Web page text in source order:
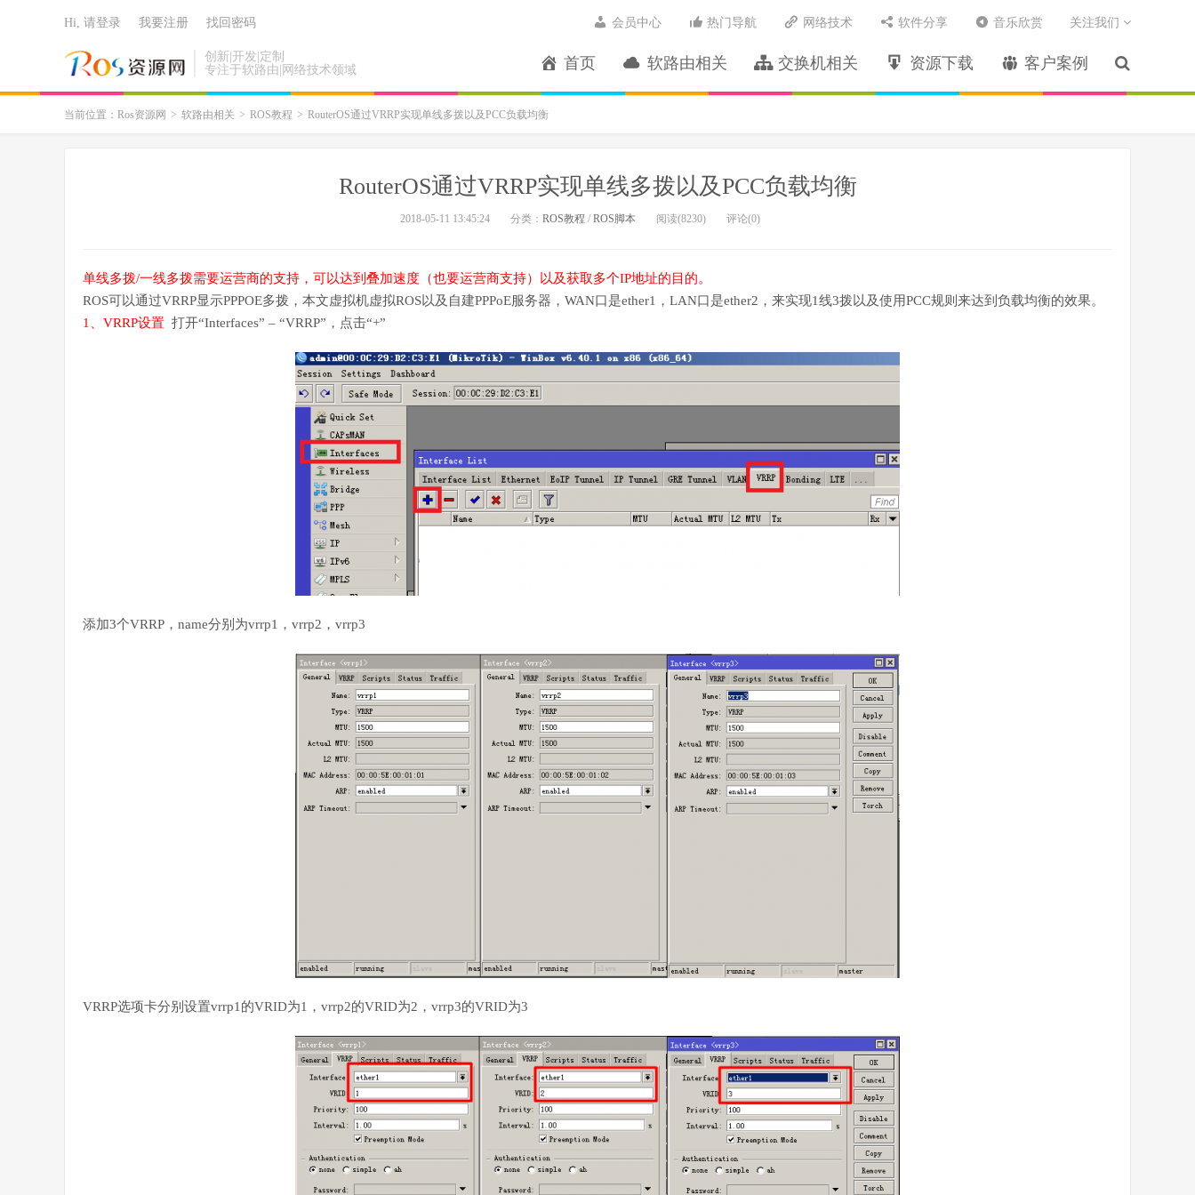
创新|开发|定制
专注于软路由|网络技术领域
首页 软路由相关 交换机相关 资源下载 客户案例
会员中心 热门导航 网络技术 软件分享 音乐欣赏 关注我们
Hi, 请登录 我要注册 找回密码
当前位置： Ros资源网 > 软路由相关 > ROS教程 > RouterOS通过VRRP实现单线多拨以及PCC负载均衡
RouterOS通过VRRP实现单线多拨以及PCC负载均衡
2018-05-11 13:45:24 分类： ROS教程 / ROS脚本 阅读(8230) 评论(0)
单线多拨/一线多拨需要运营商的支持，可以达到叠加速度（也要运营商支持）以及获取多个IP地址的目的。
ROS可以通过VRRP显示PPPOE多拨，本文虚拟机虚拟ROS以及自建PPPoE服务器，WAN口是ether1，LAN口是ether2，来实现1线3拨以及使用PCC规则来达到负载均衡的效果。
1、VRRP设置 打开“Interfaces” – “VRRP”，点击“+”
添加3个VRRP，name分别为vrrp1，vrrp2，vrrp3
VRRP选项卡分别设置vrrp1的VRID为1，vrrp2的VRID为2，vrrp3的VRID为3